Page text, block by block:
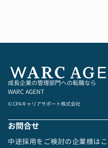
ドしていただきま
資金調達、M&A、
高めるダイナミッ
②“経営の中枢”と
経営チームの一員
成長企業の管理部門への転職なら
WARC AGENT
© CPAキャリアサポート株式会社
お問合せ
中途採用をご検討の企業様は